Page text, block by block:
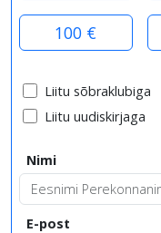
100 €
Liitu sõbraklubiga
Liitu uudiskirjaga
Nimi
E-post